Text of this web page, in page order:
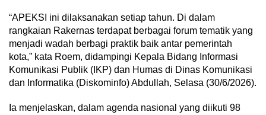
“APEKSI ini dilaksanakan setiap tahun. Di dalam
rangkaian Rakernas terdapat berbagai forum tematik yang
menjadi wadah berbagi praktik baik antar pemerintah
kota,” kata Roem, didampingi Kepala Bidang Informasi
Komunikasi Publik (IKP) dan Humas di Dinas Komunikasi
dan Informatika (Diskominfo) Abdullah, Selasa (30/6/2026).
Ia menjelaskan, dalam agenda nasional yang diikuti 98